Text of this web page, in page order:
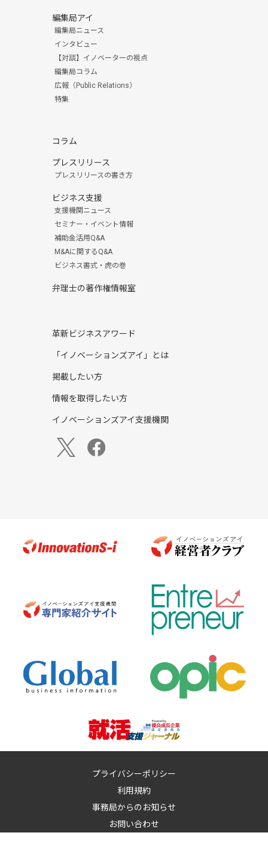
編集局アイ
編集局ニュース
インタビュー
【対談】イノベーターの視点
編集局コラム
広報（Public Relations）
特集
コラム
プレスリリース
プレスリリースの書き方
ビジネス支援
支援機関ニュース
セミナー・イベント情報
補助金活用Q&A
M&Aに関するQ&A
ビジネス書式・虎の巻
弁理士の著作権情報室
革新ビジネスアワード
「イノベーションズアイ」とは
掲載したい方
情報を取得したい方
イノベーションズアイ支援機関
プライバシーポリシー
利用規約
事務局からのお知らせ
お問い合わせ